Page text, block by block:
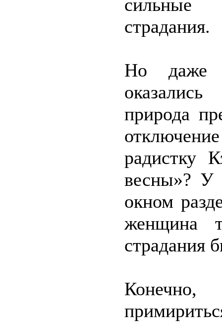
сильные
страдания.
Но даже
природа
радистку
весны»? У
окном
женщина
страдания